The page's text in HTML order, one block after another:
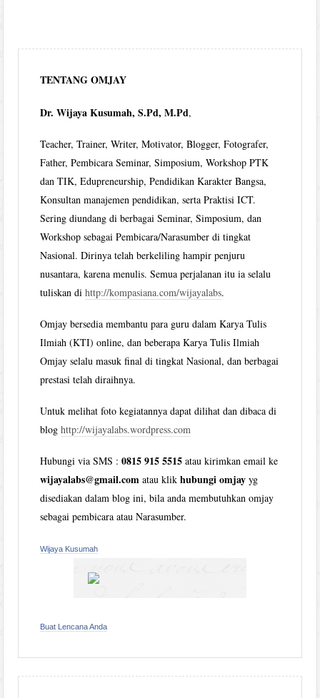
TENTANG OMJAY
Dr. Wijaya Kusumah, S.Pd, M.Pd,
Teacher, Trainer, Writer, Motivator, Blogger, Fotografer,
Father, Pembicara Seminar, Simposium, Workshop PTK
dan TIK, Edupreneurship, Pendidikan Karakter Bangsa,
Konsultan manajemen pendidikan, serta Praktisi ICT.
Sering diundang di berbagai Seminar, Simposium, dan
Workshop sebagai Pembicara/Narasumber di tingkat
Nasional. Dirinya telah berkeliling hampir penjuru
nusantara, karena menulis. Semua perjalanan itu ia selalu
tuliskan dihttp://kompasiana.com/wijayalabs.
Omjay bersedia membantu para guru dalam Karya Tulis
Ilmiah (KTI) online, dan beberapa Karya Tulis Ilmiah
Omjay selalu masuk final di tingkat Nasional, dan berbagai
prestasi telah diraihnya.
Untuk melihat foto kegiatannya dapat dilihat dan dibaca di
bloghttp://wijayalabs.wordpress.com
Hubungi via SMS :0815 915 5515 atau kirimkan email ke
wijayalabs@gmail.com atau klikhubungi omjay yg
disediakan dalam blog ini, bila anda membutuhkan omjay
sebagai pembicara atau Narasumber.
Wijaya Kusumah
Buat Lencana Anda